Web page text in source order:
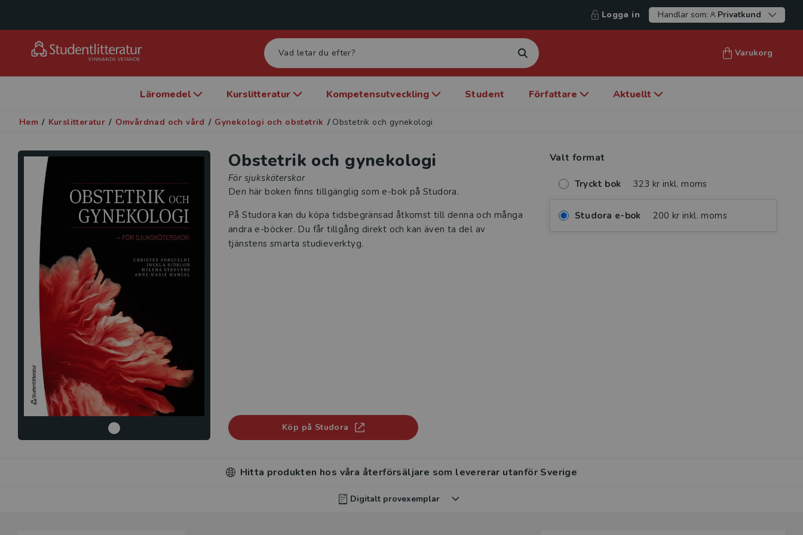
Logga in Handlar som: Privatkund
Varukorg
Läromedel Kurslitteratur Kompetensutveckling Student Författare Aktuellt
Hem / Kurslitteratur / Omvårdnad och vård / Gynekologi och obstetrik / Obstetrik och gynekologi
Obstetrik och gynekologi
För sjuksköterskor
Den här boken finns tillgänglig som e-bok på Studora.
På Studora kan du köpa tidsbegränsad åtkomst till denna och många
andra e-böcker. Du får tillgång direkt och kan även ta del av
tjänstens smarta studieverktyg.
Köp på Studora
Valt format
Tryckt bok 323 kr inkl. moms
Studora e-bok 200 kr inkl. moms
Hitta produkten hos våra återförsäljare som levererar utanför Sverige
Digitalt provexemplar